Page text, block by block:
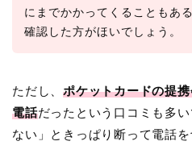
にまでかかってくることもあ
確認した方がほいでしょう。
ただし、ポケットカードの提
電話だったという口コミも多
ない」ときっぱり断って電話を